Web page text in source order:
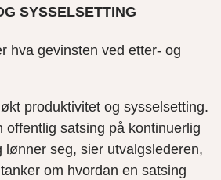
SYSSELSETTING
hva gevinsten ved etter- og
produktivitet og sysselsetting.
offentlig satsing på kontinuerlig
lønner seg, sier utvalgslederen,
om hvordan en satsing